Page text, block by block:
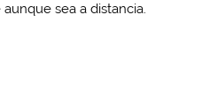
sea a distancia.